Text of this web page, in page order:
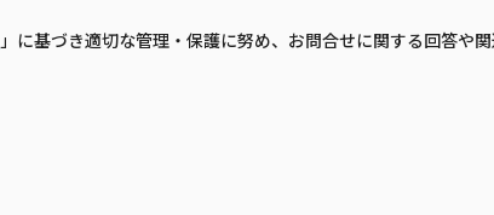
」に基づき適切な管理・保護に努め、お問合せに関する回答や